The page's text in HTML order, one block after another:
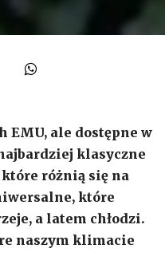
EMU, ale dostępne w
klasyczne
różnią się na
które
a latem chłodzi.
naszym klimacie